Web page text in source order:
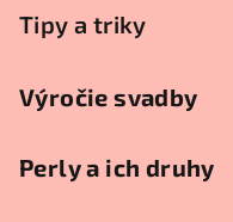
Tipy a triky
Výročie svadby
Perly a ich druhy